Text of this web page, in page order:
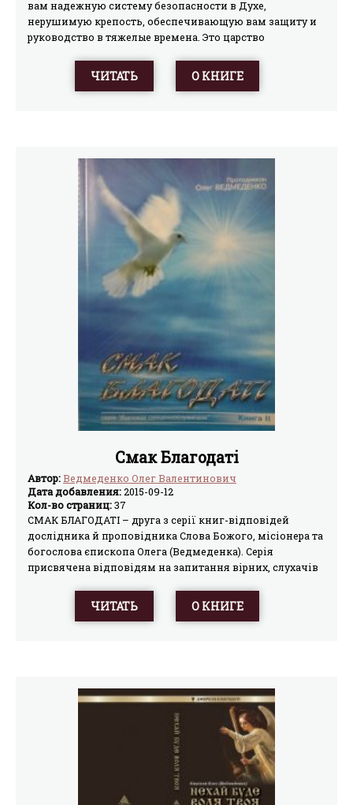
вам надежную систему безопасности в Духе,
нерушимую крепость, обеспечивающую вам защиту и
руководство в тяжелые времена. Это царство
греха, потому что враг не имеет туда доступа. Самой
сильной формой духовной войны для каждого
я во власти греха? Небеса надо мной похожи на
медь? Если вы чувствуете себя уязвимым перед
нападками врага, то, вероятно, по причине того, что вы
оставили дверь для дьявола открытой. Пророк Исаия
провозгласил: «За то народ мой пойдет в плен
непредвиденно [по незнанию]» (Ис. 5:13). Книга «Дверь
дьявола» учит вас, как избежать обмана и заблуждения
и через послушание обрести защиту и покровительство
ЧИТАТЬ О КНИГЕ
Смак Благодаті
Автор:Ведмеденко Олег Валентинович
Дата добавления:2015-09-12
Кол-во страниц:37
СМАК БЛАГОДАТІ – друга з серії книг-відповідей
дослідника й проповідника Слова Божого, місіонера та
богослова єпископа Олега (Ведмеденка). Серія
присвячена відповідям на запитання вірних, слухачів
дослідників Біблії і загалом усіх тих, хто є небайдужим
до справи свого спасіння, – всіх, хто шукає правди
Святого Письма; запитання відносно канонів, обрядів,
догматів церкви, а також проблем церковного життя;
запитання, які сформовані під впливом поглядів
різноманітних протестантських конфесій. Книга має
світоглядний характер, і призначена для широкого
ЧИТАТЬ О КНИГЕ